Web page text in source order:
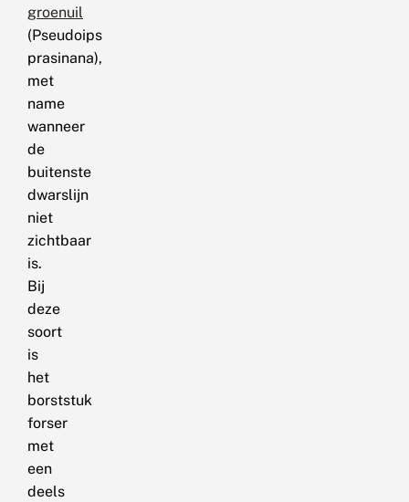
groenuil
(Pseudoips
prasinana),
met
name
wanneer
de
buitenste
dwarslijn
niet
zichtbaar
is.
Bij
deze
soort
is
het
borststuk
forser
met
een
deels